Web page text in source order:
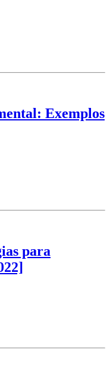
Exemplos
para